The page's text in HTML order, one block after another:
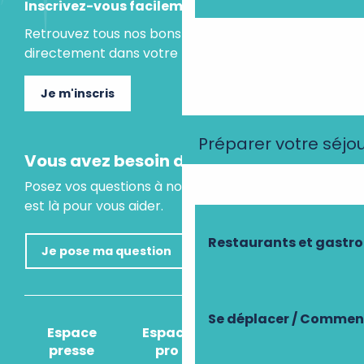
Préparer votre
Restaurants et
Se déplacer /
Inscrivez-vous facilement
Retrouvez tous nos bons plans et idées séjours
directement dans votre boite mail.
Je m'inscris
Vous avez besoin d'un conseil ?
Posez vos questions à notre assistant virtuel, il
est là pour vous aider.
Je pose ma question
Espace
presse
Espace
pro
Comment venir